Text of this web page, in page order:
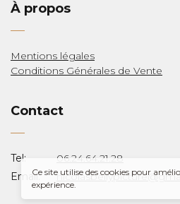
À propos
Mentions légales
Conditions Générales de Vente
Contact
Tel:
06.24.64.21.28
Email:Ce site utilise des cookies pour
expérience.